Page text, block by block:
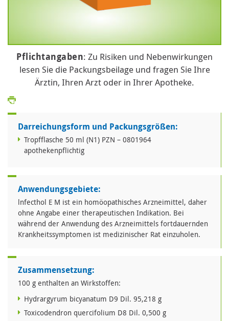
Pflichtangaben: Zu Risiken und Nebenwirkungen
lesen Sie die Packungsbeilage und fragen Sie Ihre
Ärztin, Ihren Arzt oder in Ihrer Apotheke.
Darreichungsform und Packungsgrößen:
Tropfflasche 50 ml (N1) PZN – 0801964
apothekenpflichtig
Anwendungsgebiete:
lnfecthol E M ist ein homöopathisches Arzneimittel, daher
ohne Angabe einer therapeutischen Indikation. Bei
während der Anwendung des Arzneimittels fortdauernden
Krankheitssymptomen ist medizinischer Rat einzuholen.
Zusammensetzung:
100 g enthalten an Wirkstoffen:
Hydrargyrum bicyanatum D9 Dil. 95,218 g
Toxicodendron quercifolium D8 Dil. 0,500 g